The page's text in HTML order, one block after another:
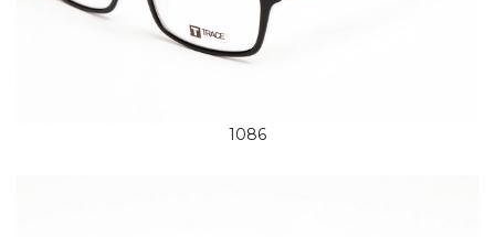
1086